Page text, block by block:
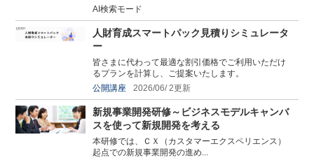
AI検索モード
人財育成スマートパック見積りシミュレータ
ー
皆さまに代わって最適な割引価格でご利用いただけ
るプランを計算し、ご提案いたします。
公開講座
2026/06/ 2更新
新規事業開発研修～ビジネスモデルキャンバ
スを使って新規開発を考える
本研修では、ＣＸ（カスタマーエクスペリエンス）
起点での新規事業開発の進め...